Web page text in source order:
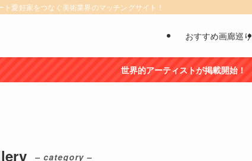
愛好家をつなぐ美術業界のマッチングサイト！
おすすめ画廊巡り
世界的アーティストが掲載開始！
– category –